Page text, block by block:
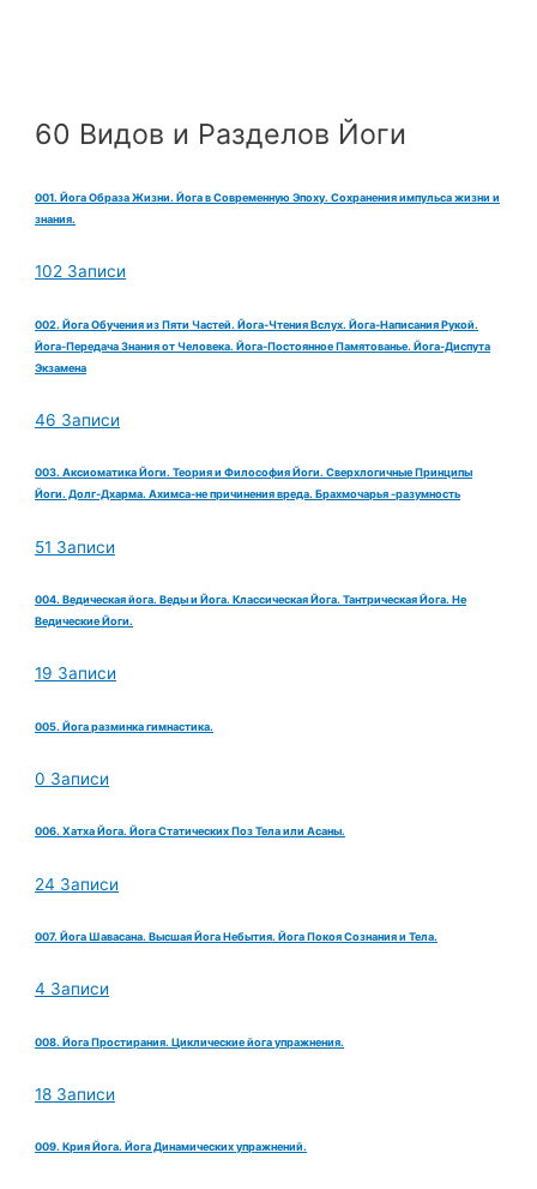
60 Видов и Разделов Йоги
001. Йога Образа Жизни. Йога в Современную Эпоху. Сохранения импульса жизни и
знания.
102 Записи
002. Йога Обучения из Пяти Частей. Йога-Чтения Вслух. Йога-Написания Рукой.
Йога-Передача Знания от Человека. Йога-Постоянное Памятованье. Йога-Диспута
Экзамена
46 Записи
003. Аксиоматика Йоги. Теория и Философия Йоги. Сверхлогичные Принципы
Йоги. Долг-Дхарма. Ахимса-не причинения вреда. Брахмочарья -разумность
51 Записи
004. Ведическая йога. Веды и Йога. Классическая Йога. Тантрическая Йога. Не
Ведические Йоги.
19 Записи
005. Йога разминка гимнастика.
0 Записи
006. Хатха Йога. Йога Статических Поз Тела или Асаны.
24 Записи
007. Йога Шавасана. Высшая Йога Небытия. Йога Покоя Сознания и Тела.
4 Записи
008. Йога Простирания. Циклические йога упражнения.
18 Записи
009. Крия Йога. Йога Динамических упражнений.